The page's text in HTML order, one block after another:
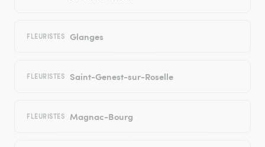
FLEURISTES Glanges
FLEURISTES Saint-Genest-sur-Roselle
FLEURISTES Magnac-Bourg